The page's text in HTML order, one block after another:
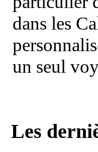
dans les
un seul
Les